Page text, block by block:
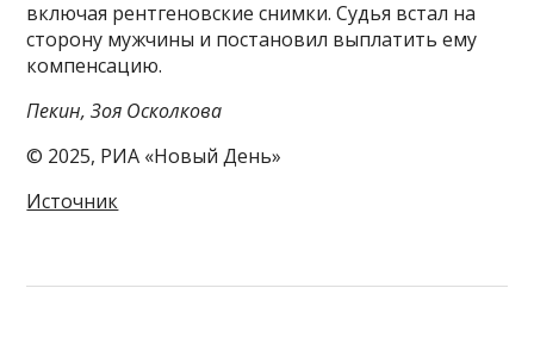
включая рентгеновские снимки. Судья встал на
сторону мужчины и постановил выплатить ему
компенсацию.
Пекин, Зоя Осколкова
© 2025, РИА «Новый День»
Источник